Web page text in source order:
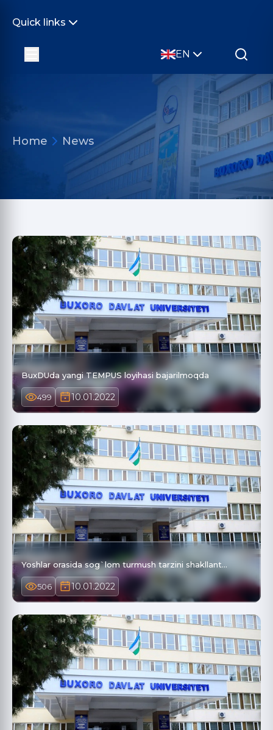
Quick links
EN
Home News
BuxDUda yangi TEMPUS loyihasi bajarilmoqda
499 10.01.2022
Yoshlar orasida sog`lom turmush tarzini shakllant…
506 10.01.2022